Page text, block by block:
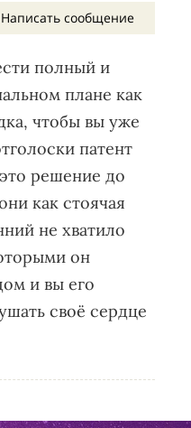
Написать сообщение
полный и
плане как
чтобы вы уже
патент
решение до
как стоячая
не хватило
он
и вы его
своё сердце